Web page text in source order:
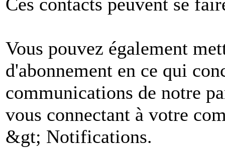
Vous pouvez également
d'abonnement en ce qui
communications de notre
vous connectant à votre
&gt; Notifications.